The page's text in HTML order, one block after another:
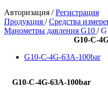
Авторизация /Регистрация
Продукция /Средства
Манометры давления G10 /
G10-C-
G10-C-4G-63A-100bar
G10-C-4G-63A-100bar